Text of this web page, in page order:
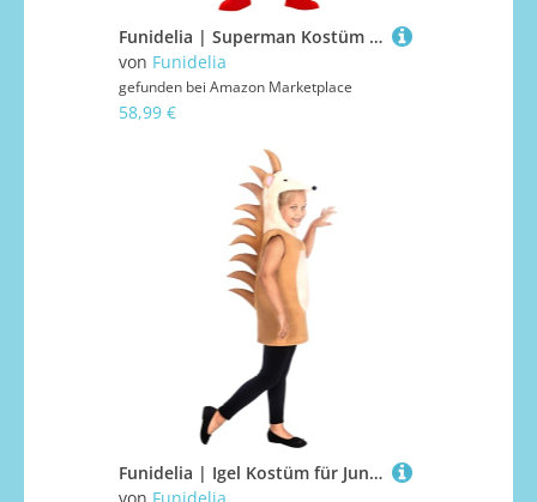
Funidelia | Superman Kostüm für Herren Superhelden, DC Comics, Justice League - Kostüme für Erwachsene & Verkleidung für Partys, Karneval & Halloween - Größe L - Blau
von Funidelia
gefunden bei Amazon Marketplace
58,99 €
Funidelia | Igel Kostüm für Jungen und Mädchen Tiere - Kostüm für Kinder & Verkleidung für Partys, Karneval & Halloween - Größe 7-9 Jahre - Braun